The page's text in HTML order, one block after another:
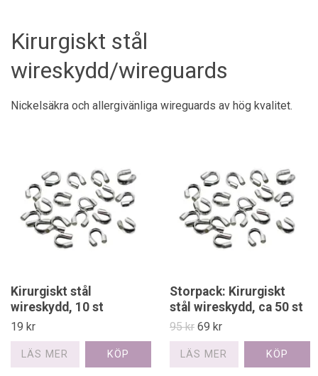
Kirurgiskt stål
wireskydd/wireguards
Nickelsäkra och allergivänliga wireguards av hög kvalitet.
Kirurgiskt stål
wireskydd, 10 st
19 kr
LÄS MER
Storpack: Kirurgiskt
stål wireskydd, ca 50 st
95 kr 69 kr
LÄS MER